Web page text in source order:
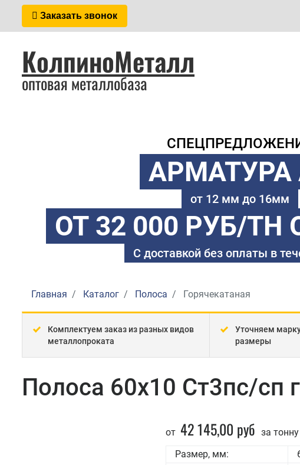
Заказать звонок
КолпиноМеталл
оптовая металлобаза
АРМАТУРА
от 12 мм до 16мм
ОТ 32 000 РУБ/ТН
С доставкой без оплаты в
Главная Каталог Полоса Горячекатаная
Комплектуем заказ из разных видов
металлопроката
Уточняем
размеры
Полоса 60x10 Ст3пс/сп
от 42 145,00 руб за тонну
Размер, мм: